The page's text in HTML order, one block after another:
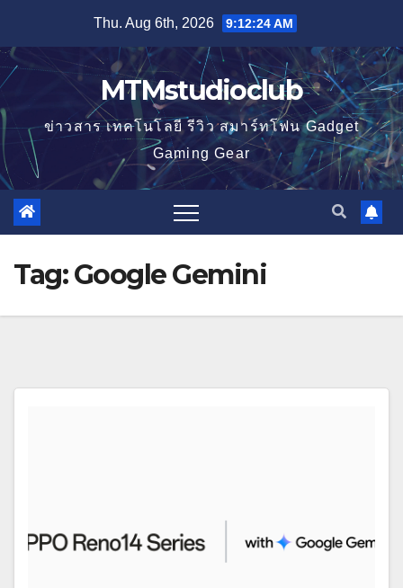
content
Thu. Aug 6th, 2026 9:12:25 AM
MTMstudioclub
ข่าวสาร เทคโนโลยี รีวิว สมาร์ทโฟน Gadget
Gaming Gear
Tag:Google Gemini